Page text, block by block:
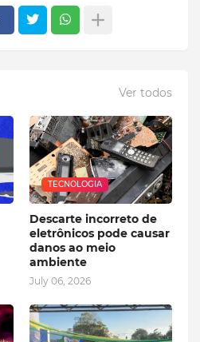
Ver todos
TECNOLOGIA
Descarte incorreto de
eletrônicos pode causar
danos ao meio
ambiente
July 06, 2026